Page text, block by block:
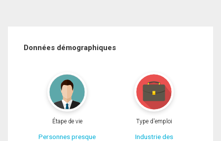
Données démographiques
Étape de vie
Personnes presque
Type d'emploi
Industrie des